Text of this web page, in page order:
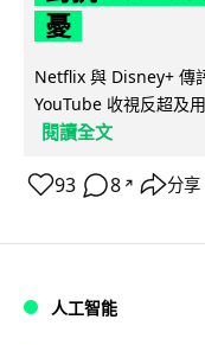
憂
Netflix 與 Disney+ 傳
YouTube 收視反超及
閱讀全文
93 8 ↗ 分享
人工智能